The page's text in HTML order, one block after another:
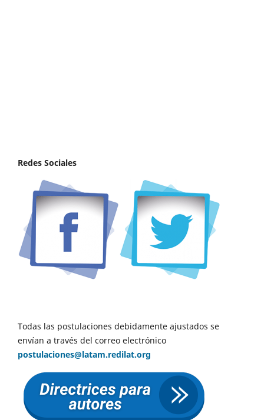
Redes Sociales
Todas las postulaciones debidamente ajustados se
envían a través del correo electrónico
postulaciones@latam.redilat.org